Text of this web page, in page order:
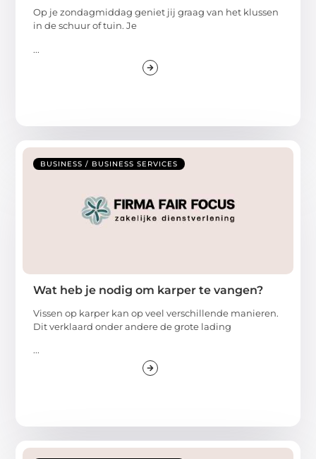
Op je zondagmiddag geniet jij graag van het klussen
in de schuur of tuin. Je
...
BUSINESS / BUSINESS SERVICES
Wat heb je nodig om karper te vangen?
Vissen op karper kan op veel verschillende manieren.
Dit verklaard onder andere de grote lading
...